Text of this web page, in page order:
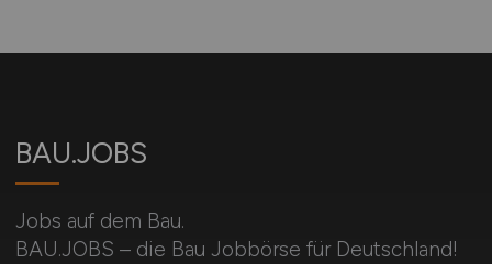
BAU.JOBS
Jobs auf dem Bau.
BAU.JOBS – die Bau Jobbörse für Deutschland!